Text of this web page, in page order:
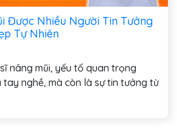
Được Nhiều Người Tin Tưởng
Tự Nhiên
nâng mũi, yếu tố quan trọng
nghề, mà còn là sự tin tưởng từ